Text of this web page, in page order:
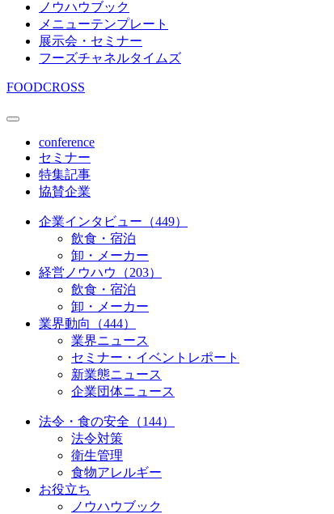
ノウハウブック
メニューテンプレート
展示会・セミナー
フーズチャネルタイムズ
FOODCROSS
conference
セミナー
特集記事
協賛企業
企業インタビュー（449）
飲食・宿泊
卸・メーカー
経営ノウハウ（203）
飲食・宿泊
卸・メーカー
業界動向（444）
業界ニュース
セミナー・イベントレポート
新業態ニュース
企業団体ニュース
法令・食の安全（144）
法令対策
衛生管理
食物アレルギー
お役立ち
ノウハウブック